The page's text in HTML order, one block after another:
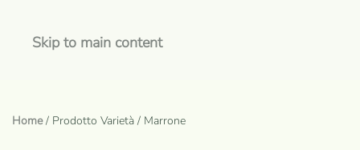
Skip to main content
Home/ Prodotto Varietà / Marrone